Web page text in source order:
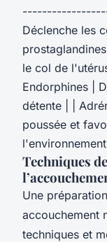
Déclenche les
le col de
Endorphines |
détente | |
poussée et
l'environnement
Techniques
Une
accouchement
techniques et